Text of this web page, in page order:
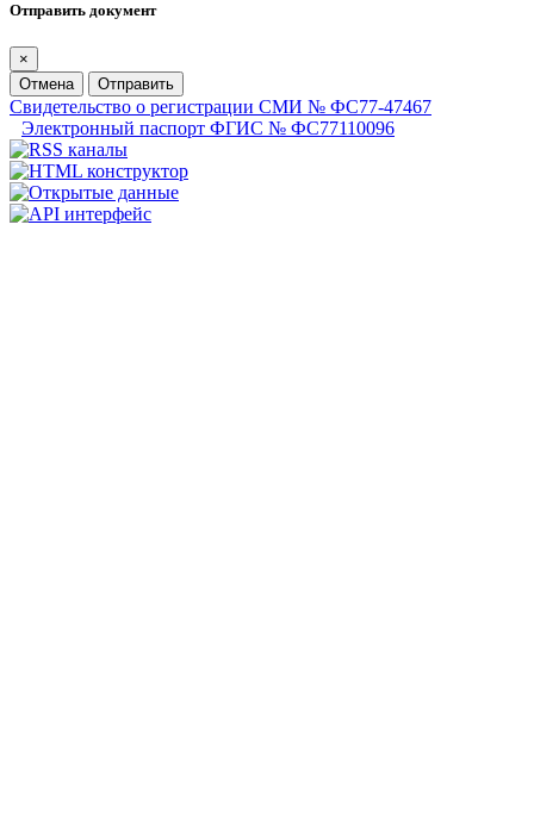
Отправить документ
×
Отмена
Отправить
Свидетельство о регистрации СМИ № ФС77-47467
Электронный паспорт ФГИС № ФС77110096